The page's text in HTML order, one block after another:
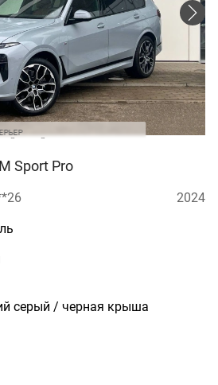
Sport Pro
2024
серый / черная крыша